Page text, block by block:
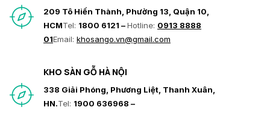
209 Tô Hiến Thành, Phường 13, Quận 10,
HCMTel: 1800 6121 –Hotline: 0913 8888
01Email: khosango.vn@gmail.com
KHO SÀN GỖ HÀ NỘI
338 Giải Phóng, Phương Liệt, Thanh Xuân,
HN.Tel: 1900 636968 –